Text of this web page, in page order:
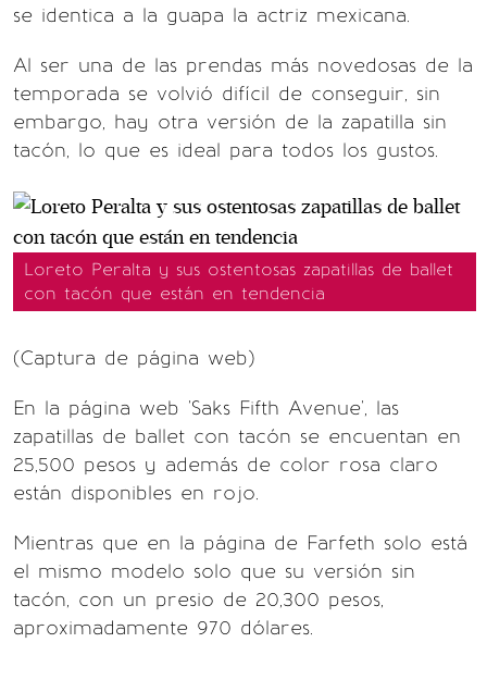
se identica a la guapa la actriz mexicana.
Al ser una de las prendas más novedosas de la
temporada se volvió difícil de conseguir, sin
embargo, hay otra versión de la zapatilla sin
tacón, lo que es ideal para todos los gustos.
Loreto Peralta y sus ostentosas zapatillas de ballet
con tacón que están en tendencia
(Captura de página web)
En la página web 'Saks Fifth Avenue', las
zapatillas de ballet con tacón se encuentan en
25,500 pesos y además de color rosa claro
están disponibles en rojo.
Mientras que en la página de Farfeth solo está
el mismo modelo solo que su versión sin
tacón, con un presio de 20,300 pesos,
aproximadamente 970 dólares.